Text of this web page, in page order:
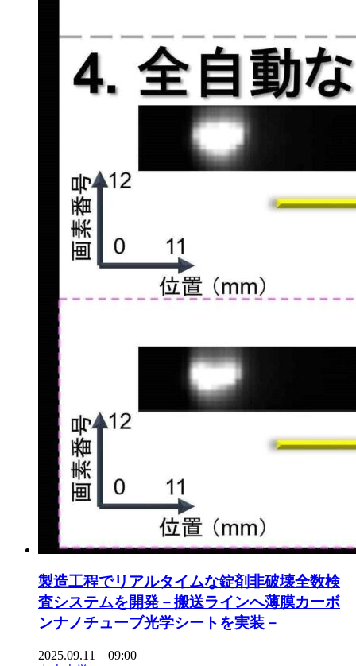
製造工程でリアルタイムな錠剤非破壊全数検
査システムを開発－搬送ラインへ薄膜カーボ
ンナノチューブ光学シートを実装－
2025.09.11 09:00